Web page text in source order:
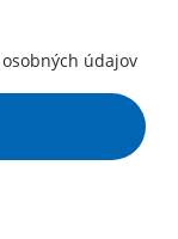
údajov